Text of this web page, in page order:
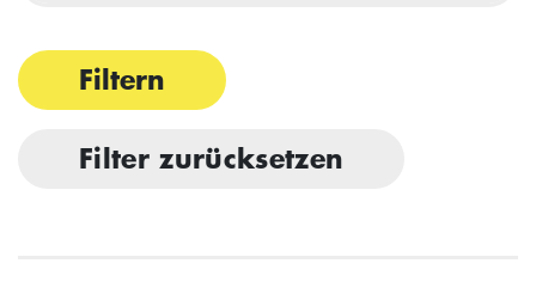
Filtern
Filter zurücksetzen